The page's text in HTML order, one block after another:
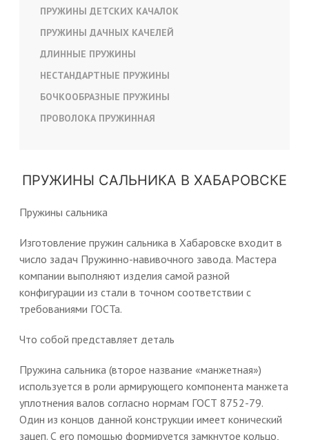
ПРУЖИНЫ ДЕТСКИХ КАЧАЛОК
ПРУЖИНЫ ДАЧНЫХ КАЧЕЛЕЙ
ДЛИННЫЕ ПРУЖИНЫ
НЕСТАНДАРТНЫЕ ПРУЖИНЫ
БОЧКООБРАЗНЫЕ ПРУЖИНЫ
ПРОВОЛОКА ПРУЖИННАЯ
ПРУЖИНЫ САЛЬНИКА В ХАБАРОВСКЕ
Пружины сальника
Изготовление пружин сальника в Хабаровске входит в
число задач Пружинно-навивочного завода. Мастера
компании выполняют изделия самой разной
конфигурации из стали в точном соответствии с
требованиями ГОСТа.
Что собой представляет деталь
Пружина сальника (второе название «манжетная»)
используется в роли армирующего компонента манжета
уплотнения валов согласно нормам ГОСТ 8752-79.
Один из концов данной конструкции имеет конический
зацеп. С его помощью формируется замкнутое кольцо,